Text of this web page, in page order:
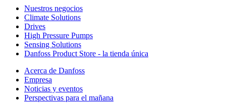
Nuestros negocios
Climate Solutions
Drives
High Pressure Pumps
Sensing Solutions
Danfoss Product Store - la tienda única
Acerca de Danfoss
Empresa
Noticias y eventos
Perspectivas para el mañana